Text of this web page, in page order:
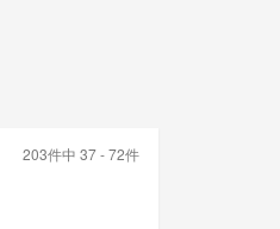
203件中 37 - 72件